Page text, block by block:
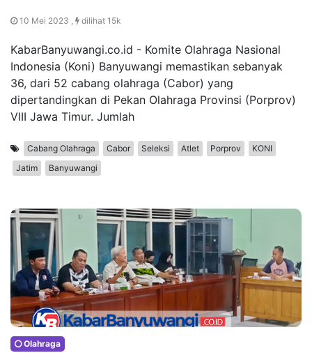
10 Mei 2023 , dilihat 15k
KabarBanyuwangi.co.id - Komite Olahraga Nasional
Indonesia (Koni) Banyuwangi memastikan sebanyak
36, dari 52 cabang olahraga (Cabor) yang
dipertandingkan di Pekan Olahraga Provinsi (Porprov)
VIII Jawa Timur. Jumlah
Cabang Olahraga Cabor Seleksi Atlet Porprov
KONI
Jatim
Banyuwangi
Olahraga